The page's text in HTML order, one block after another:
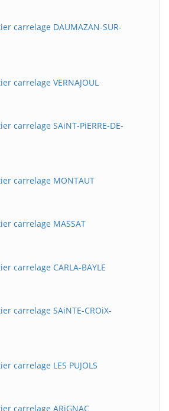
carrelage DAUMAZAN-SUR-
carrelage VERNAJOUL
carrelage SAiNT-PiERRE-DE-
carrelage MONTAUT
carrelage MASSAT
carrelage CARLA-BAYLE
carrelage SAiNTE-CROiX-
carrelage LES PUJOLS
carrelage ARiGNAC